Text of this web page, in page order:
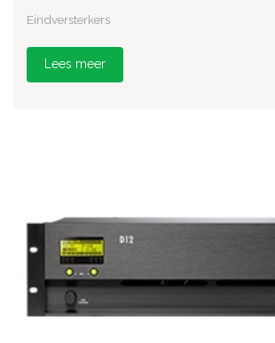
Eindversterkers
Lees meer